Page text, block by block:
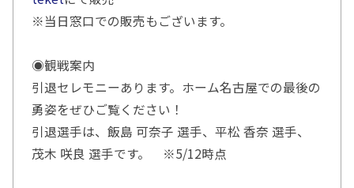
※当日窓口での販売もございます。
◉観戦案内
引退セレモニーあります。ホーム名古屋での最後の
勇姿をぜひご覧ください！
引退選手は、飯島 可奈子 選手、平松 香奈 選手、
茂木 咲良 選手です。 ※5/12時点